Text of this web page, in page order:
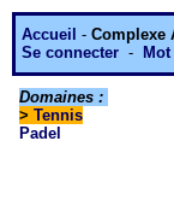
Accueil - Complexe
Se connecter -
Domaines :
> Tennis
Padel